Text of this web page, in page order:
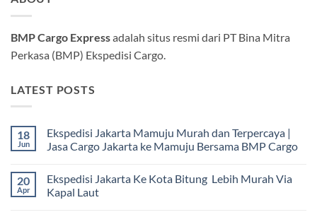
BMP Cargo Expressadalah situs resmi dari PT Bina Mitra
Perkasa (BMP) Ekspedisi Cargo.
LATEST POSTS
18
Jun
Ekspedisi Jakarta Mamuju Murah dan Terpercaya |
Jasa Cargo Jakarta ke Mamuju Bersama BMP Cargo
komentar
pada
Ekspedisi
20
Apr
Ekspedisi Jakarta Ke Kota Bitung Lebih Murah Via
Kapal Laut